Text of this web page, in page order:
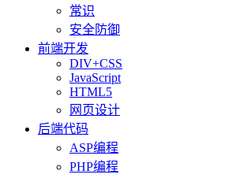
常识
安全防御
前端开发
DIV+CSS
JavaScript
HTML5
网页设计
后端代码
ASP编程
PHP编程